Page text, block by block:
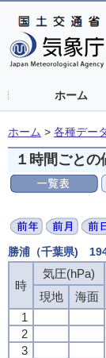
ホーム
ホーム > 各種デー
１時間ごとの
勝浦（千葉県)
時
気圧(hPa)
現地
海面
1
2
3